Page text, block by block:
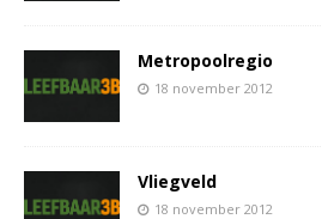
Metropoolregio
18 november 2012
Vliegveld
18 november 2012